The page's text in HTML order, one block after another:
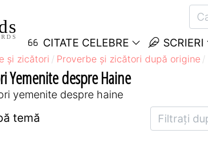
CITATE CELEBRE SCRIERI
și zicători Proverbe și zicători după origine
Yemenite despre Haine
yemenite despre haine